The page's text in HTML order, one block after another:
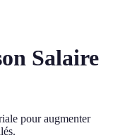
Salaire
pour augmenter